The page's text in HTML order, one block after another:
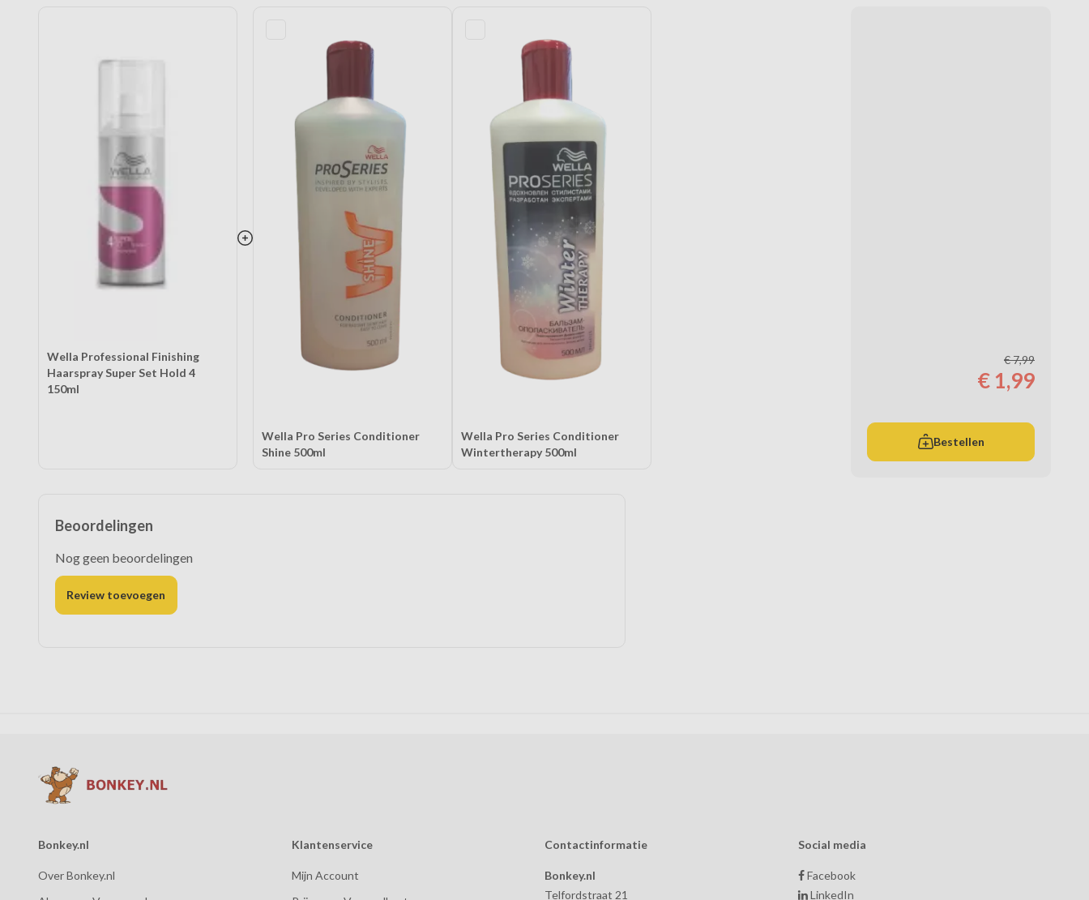
Wella Professional Finishing
Haarspray Super Set Hold 4
150ml
Wella Pro Series Conditioner
Shine 500ml
Wella Pro Series Conditioner
Wintertherapy 500ml
€ 7,99
€ 1,99
Bestellen
Beoordelingen
Nog geen beoordelingen
Review toevoegen
Bonkey.nl
Over Bonkey.nl
Klantenservice
Mijn Account
Contactinformatie
Bonkey.nl
Telfordstraat 21
Social media
Facebook
LinkedIn